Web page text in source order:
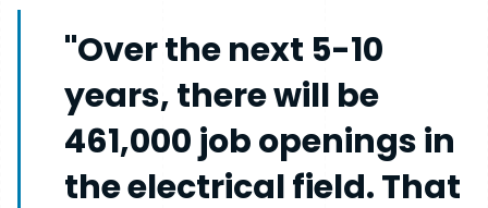
"Over the next 5-10
years, there will be
461,000 job openings in
the electrical field. That